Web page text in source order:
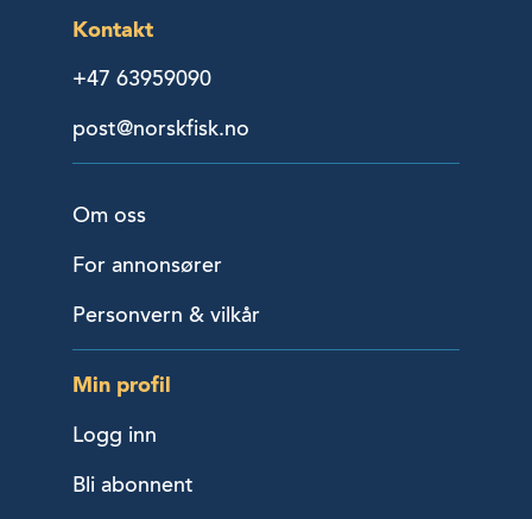
Kontakt
+47 63959090
post@norskfisk.no
Om oss
For annonsører
Personvern & vilkår
Min profil
Logg inn
Bli abonnent